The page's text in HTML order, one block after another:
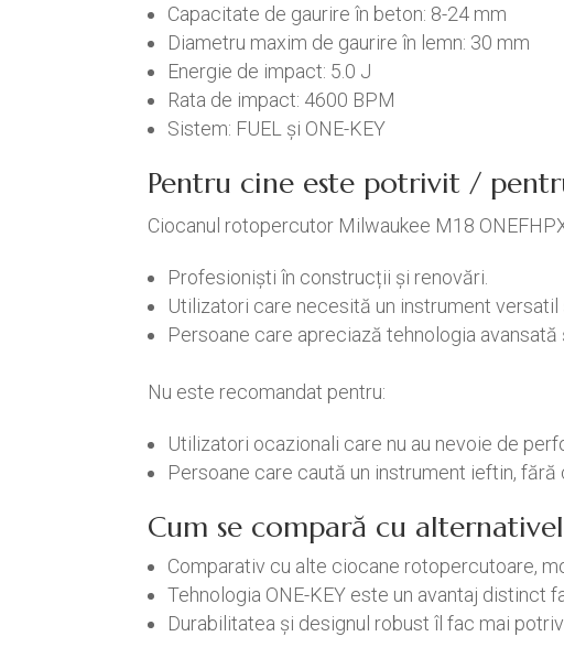
Capacitate de gaurire în beton: 8-24 mm
Diametru maxim de gaurire în lemn: 30 mm
Energie de impact: 5.0 J
Rata de impact: 4600 BPM
Sistem: FUEL și ONE-KEY
Pentru cine este potrivit /
Ciocanul rotopercutor Milwaukee M18
Profesioniști în construcții și renovări.
Utilizatori care necesită un instrument versatil
Persoane care apreciază tehnologia avansată
Nu este recomandat pentru:
Utilizatori ocazionali care nu au nevoie de
Persoane care caută un instrument ieftin, fără
Cum se compară cu
Comparativ cu alte ciocane rotopercutoare,
Tehnologia ONE-KEY este un avantaj distinct
Durabilitatea și designul robust îl fac mai